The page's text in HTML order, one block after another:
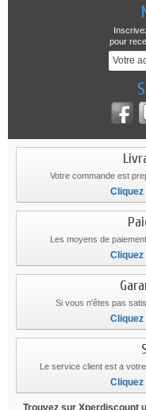
pour
Votre commande est
Les moyens de
Si vous n'êtes pas
Le service client est a
Trouvez sur Xperdiscount